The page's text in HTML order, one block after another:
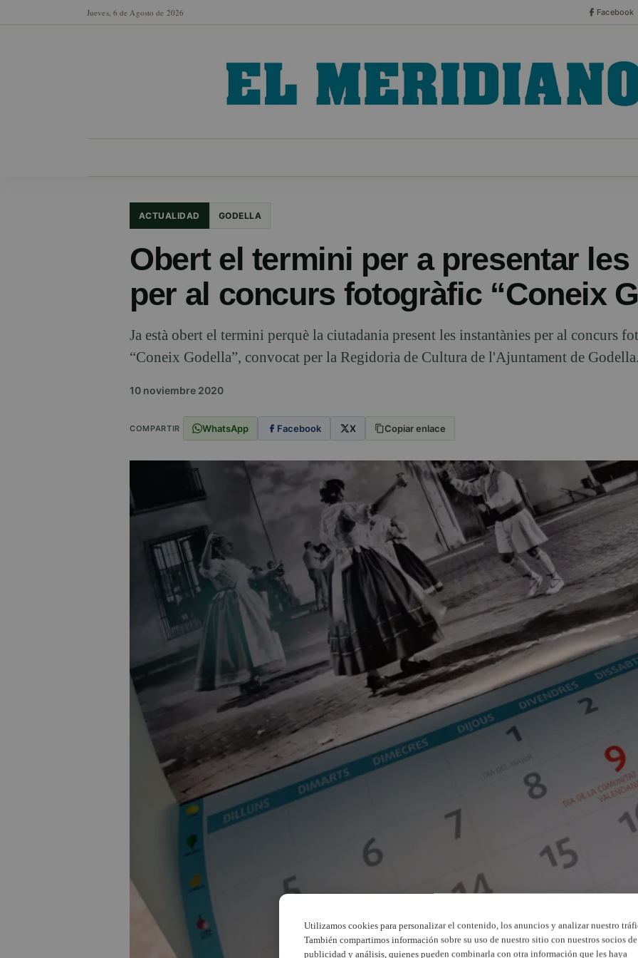
Jueves, 6 de Agosto de 2026 Facebook
ACTUALIDAD GODELLA
Obert el termini per a presentar
per al concurs fotogràfic “Coneix
Ja està obert el termini perquè la ciutadania present les instantànies per al concurs
“Coneix Godella”, convocat per la Regidoria de Cultura de l'Ajuntament de
10 noviembre 2020
COMPARTIR WhatsApp Facebook X Copiar enlace
Utilizamos cookies para personalizar el contenido, los anuncios y analizar nuestro
También compartimos información sobre su uso de nuestro sitio con nuestros socios de
publicidad y análisis, quienes pueden combinarla con otra información que les haya